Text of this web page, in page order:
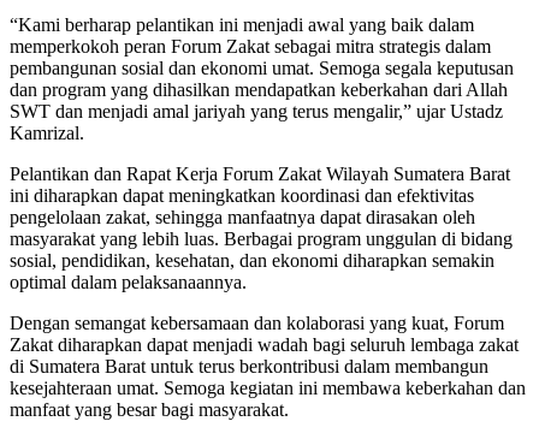
“Kami berharap pelantikan ini menjadi awal yang baik dalam
memperkokoh peran Forum Zakat sebagai mitra strategis dalam
pembangunan sosial dan ekonomi umat. Semoga segala keputusan
dan program yang dihasilkan mendapatkan keberkahan dari Allah
SWT dan menjadi amal jariyah yang terus mengalir,” ujar Ustadz
Kamrizal.
Pelantikan dan Rapat Kerja Forum Zakat Wilayah Sumatera Barat
ini diharapkan dapat meningkatkan koordinasi dan efektivitas
pengelolaan zakat, sehingga manfaatnya dapat dirasakan oleh
masyarakat yang lebih luas. Berbagai program unggulan di bidang
sosial, pendidikan, kesehatan, dan ekonomi diharapkan semakin
optimal dalam pelaksanaannya.
Dengan semangat kebersamaan dan kolaborasi yang kuat, Forum
Zakat diharapkan dapat menjadi wadah bagi seluruh lembaga zakat
di Sumatera Barat untuk terus berkontribusi dalam membangun
kesejahteraan umat. Semoga kegiatan ini membawa keberkahan dan
manfaat yang besar bagi masyarakat.